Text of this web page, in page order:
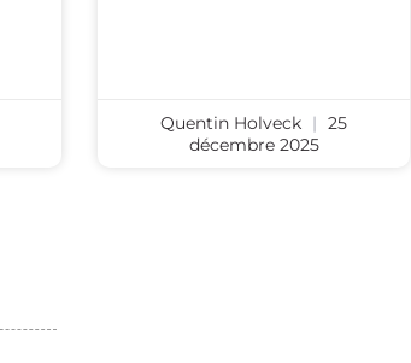
Quentin Holveck
25
décembre 2025